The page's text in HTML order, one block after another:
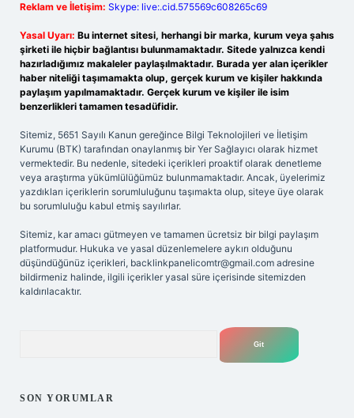
Reklam ve İletişim: Skype: live:.cid.575569c608265c69
Yasal Uyarı: Bu internet sitesi, herhangi bir marka, kurum veya şahıs
şirketi ile hiçbir bağlantısı bulunmamaktadır. Sitede yalnızca kendi
hazırladığımız makaleler paylaşılmaktadır. Burada yer alan içerikler
haber niteliği taşımamakta olup, gerçek kurum ve kişiler hakkında
paylaşım yapılmamaktadır. Gerçek kurum ve kişiler ile isim
benzerlikleri tamamen tesadüfidir.
Sitemiz, 5651 Sayılı Kanun gereğince Bilgi Teknolojileri ve İletişim
Kurumu (BTK) tarafından onaylanmış bir Yer Sağlayıcı olarak hizmet
vermektedir. Bu nedenle, sitedeki içerikleri proaktif olarak denetleme
veya araştırma yükümlülüğümüz bulunmamaktadır. Ancak, üyelerimiz
yazdıkları içeriklerin sorumluluğunu taşımakta olup, siteye üye olarak
bu sorumluluğu kabul etmiş sayılırlar.
Sitemiz, kar amacı gütmeyen ve tamamen ücretsiz bir bilgi paylaşım
platformudur. Hukuka ve yasal düzenlemelere aykırı olduğunu
düşündüğünüz içerikleri, backlinkpanelicomtr@gmail.com adresine
bildirmeniz halinde, ilgili içerikler yasal süre içerisinde sitemizden
kaldırılacaktır.
SON YORUMLAR